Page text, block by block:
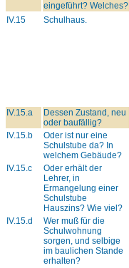
eingeführt? Welches?
IV.15 Schulhaus.
IV.15.a
Dessen Zustand, neu
oder baufällig?
IV.15.b
Oder ist nur eine
Schulstube da? In
welchem Gebäude?
IV.15.c
Oder erhält der
Lehrer, in
Ermangelung einer
Schulstube
Hauszins? Wie viel?
IV.15.d
Wer muß für die
Schulwohnung
sorgen, und selbige
im baulichen Stande
erhalten?